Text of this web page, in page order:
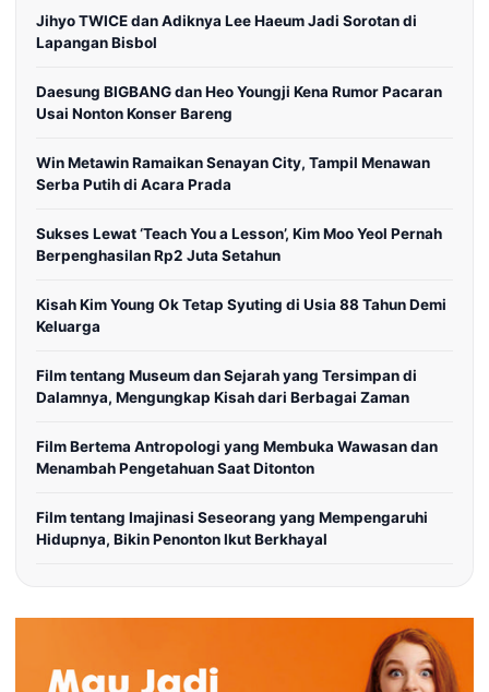
Jihyo TWICE dan Adiknya Lee Haeum Jadi Sorotan di
Lapangan Bisbol
Daesung BIGBANG dan Heo Youngji Kena Rumor Pacaran
Usai Nonton Konser Bareng
Win Metawin Ramaikan Senayan City, Tampil Menawan
Serba Putih di Acara Prada
Sukses Lewat ‘Teach You a Lesson’, Kim Moo Yeol Pernah
Berpenghasilan Rp2 Juta Setahun
Kisah Kim Young Ok Tetap Syuting di Usia 88 Tahun Demi
Keluarga
Film tentang Museum dan Sejarah yang Tersimpan di
Dalamnya, Mengungkap Kisah dari Berbagai Zaman
Film Bertema Antropologi yang Membuka Wawasan dan
Menambah Pengetahuan Saat Ditonton
Film tentang Imajinasi Seseorang yang Mempengaruhi
Hidupnya, Bikin Penonton Ikut Berkhayal